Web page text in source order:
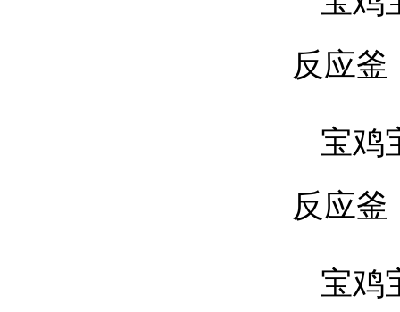
反应釜
宝鸡
反应釜
宝鸡